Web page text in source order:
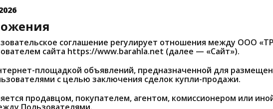
соглашение регулирует отношения между ООО
сайта https://www.barahla.net (далее — «Сайт»).
площадкой объявлений, предназначенной для
с целью заключения сделок купли-продажи.
продавцом, покупателем, агентом, комиссионером или